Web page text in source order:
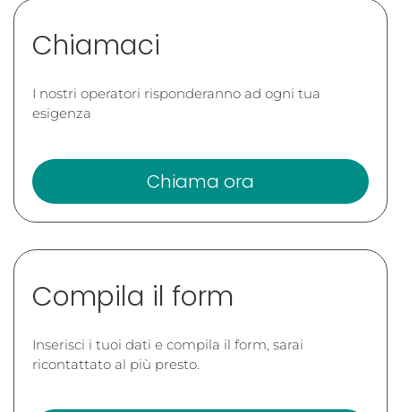
Chiamaci
I nostri operatori risponderanno ad ogni tua
esigenza
Chiama ora
Compila il form
Inserisci i tuoi dati e compila il form, sarai
ricontattato al più presto.